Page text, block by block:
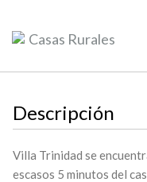
Casas Rurales
Descripción
Villa Trinidad se
escasos 5 minutos del